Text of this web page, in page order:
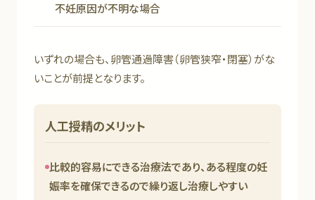
不妊原因が不明な場合
いずれの場合も、卵管通過障害（卵管狭窄・閉塞）がな
いことが前提となります。
人工授精のメリット
比較的容易にできる治療法であり、ある程度の妊
娠率を確保できるので繰り返し治療しやすい